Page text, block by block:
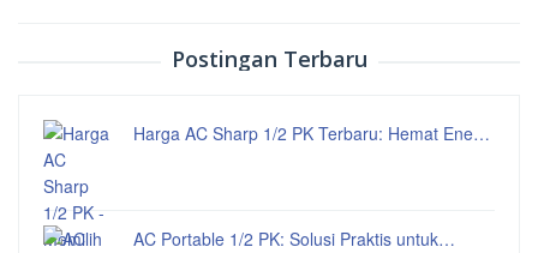
Postingan Terbaru
Harga AC Sharp 1/2 PK Terbaru: Hemat Ene…
AC Portable 1/2 PK: Solusi Praktis untuk…